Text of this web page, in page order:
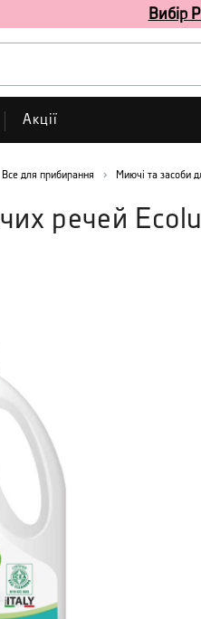
Вибір
Акції
Все для прибирання Миючі та засоби
речей